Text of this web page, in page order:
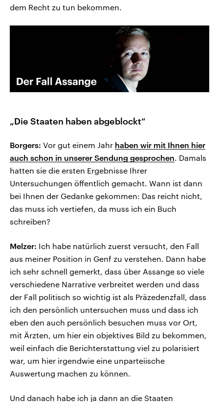
dem Recht zu tun bekommen.
„Die Staaten haben abgeblockt“
Borgers: Vor gut einem Jahr haben wir mit Ihnen hier
auch schon in unserer Sendung gesprochen. Damals
hatten sie die ersten Ergebnisse Ihrer
Untersuchungen öffentlich gemacht. Wann ist dann
bei Ihnen der Gedanke gekommen: Das reicht nicht,
das muss ich vertiefen, da muss ich ein Buch
schreiben?
Melzer: Ich habe natürlich zuerst versucht, den Fall
aus meiner Position in Genf zu verstehen. Dann habe
ich sehr schnell gemerkt, dass über Assange so viele
verschiedene Narrative verbreitet werden und dass
der Fall politisch so wichtig ist als Präzedenzfall, dass
ich den persönlich untersuchen muss und dass ich
eben den auch persönlich besuchen muss vor Ort,
mit Ärzten, um hier ein objektives Bild zu bekommen,
weil einfach die Berichterstattung viel zu polarisiert
war, um hier irgendwie eine unparteiische
Auswertung machen zu können.
Und danach habe ich ja dann an die Staaten